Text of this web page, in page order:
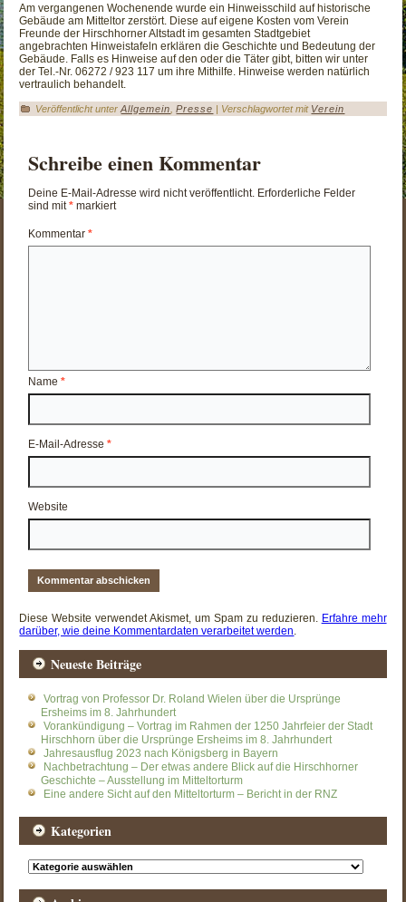
Am vergangenen Wochenende wurde ein Hinweisschild auf historische
Gebäude am Mitteltor zerstört. Diese auf eigene Kosten vom Verein
Freunde der Hirschhorner Altstadt im gesamten Stadtgebiet
angebrachten Hinweistafeln erklären die Geschichte und Bedeutung der
Gebäude. Falls es Hinweise auf den oder die Täter gibt, bitten wir unter
der Tel.-Nr. 06272 / 923 117 um ihre Mithilfe. Hinweise werden natürlich
vertraulich behandelt.
Veröffentlicht unter Allgemein ,Presse | Verschlagwortet mit Verein
Schreibe einen Kommentar
Deine E-Mail-Adresse wird nicht veröffentlicht. Erforderliche Felder
sind mit* markiert
Kommentar*
Name*
E-Mail-Adresse*
Website
Diese Website verwendet Akismet, um Spam zu reduzieren. Erfahre mehr
darüber, wie deine Kommentardaten verarbeitet werden
Neueste Beiträge
Vortrag von Professor Dr. Roland Wielen über die Ursprünge
Ersheims im 8. Jahrhundert
Vorankündigung – Vortrag im Rahmen der 1250 Jahrfeier der Stadt
Hirschhorn über die Ursprünge Ersheims im 8. Jahrhundert
Jahresausflug 2023 nach Königsberg in Bayern
Nachbetrachtung – Der etwas andere Blick auf die Hirschhorner
Geschichte – Ausstellung im Mitteltorturm
Eine andere Sicht auf den Mitteltorturm – Bericht in der RNZ
Kategorien
Kategorien